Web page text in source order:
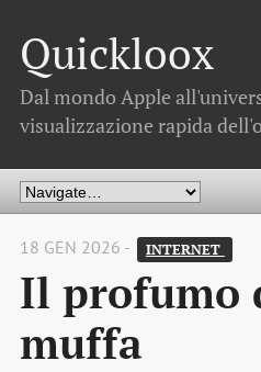
Quickloox
Dal mondo Apple
visualizzazione rapida
18 GEN 2026 - INTERNET
Il profumo
muffa